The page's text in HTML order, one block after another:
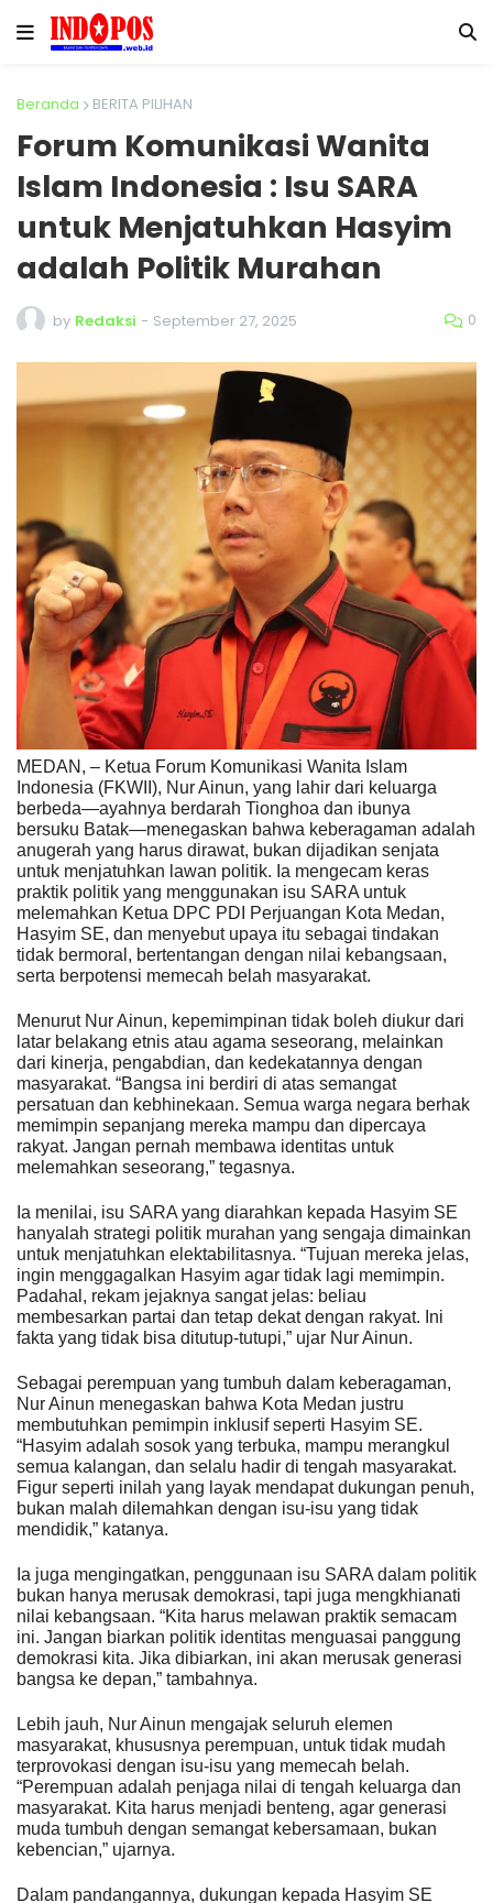
Beranda BERITA PILIHAN
Forum Komunikasi Wanita
Islam Indonesia : Isu SARA
untuk Menjatuhkan Hasyim
adalah Politik Murahan
by Redaksi - September 27, 2025 0
MEDAN, – Ketua Forum Komunikasi Wanita Islam
Indonesia (FKWII), Nur Ainun, yang lahir dari keluarga
berbeda—ayahnya berdarah Tionghoa dan ibunya
bersuku Batak—menegaskan bahwa keberagaman adalah
anugerah yang harus dirawat, bukan dijadikan senjata
untuk menjatuhkan lawan politik. Ia mengecam keras
praktik politik yang menggunakan isu SARA untuk
melemahkan Ketua DPC PDI Perjuangan Kota Medan,
Hasyim SE, dan menyebut upaya itu sebagai tindakan
tidak bermoral, bertentangan dengan nilai kebangsaan,
serta berpotensi memecah belah masyarakat.
Menurut Nur Ainun, kepemimpinan tidak boleh diukur dari
latar belakang etnis atau agama seseorang, melainkan
dari kinerja, pengabdian, dan kedekatannya dengan
masyarakat. “Bangsa ini berdiri di atas semangat
persatuan dan kebhinekaan. Semua warga negara berhak
memimpin sepanjang mereka mampu dan dipercaya
rakyat. Jangan pernah membawa identitas untuk
melemahkan seseorang,” tegasnya.
Ia menilai, isu SARA yang diarahkan kepada Hasyim SE
hanyalah strategi politik murahan yang sengaja dimainkan
untuk menjatuhkan elektabilitasnya. “Tujuan mereka jelas,
ingin menggagalkan Hasyim agar tidak lagi memimpin.
Padahal, rekam jejaknya sangat jelas: beliau
membesarkan partai dan tetap dekat dengan rakyat. Ini
fakta yang tidak bisa ditutup-tutupi,” ujar Nur Ainun.
Sebagai perempuan yang tumbuh dalam keberagaman,
Nur Ainun menegaskan bahwa Kota Medan justru
membutuhkan pemimpin inklusif seperti Hasyim SE.
“Hasyim adalah sosok yang terbuka, mampu merangkul
semua kalangan, dan selalu hadir di tengah masyarakat.
Figur seperti inilah yang layak mendapat dukungan penuh,
bukan malah dilemahkan dengan isu-isu yang tidak
mendidik,” katanya.
Ia juga mengingatkan, penggunaan isu SARA dalam politik
bukan hanya merusak demokrasi, tapi juga mengkhianati
nilai kebangsaan. “Kita harus melawan praktik semacam
ini. Jangan biarkan politik identitas menguasai panggung
demokrasi kita. Jika dibiarkan, ini akan merusak generasi
bangsa ke depan,” tambahnya.
Lebih jauh, Nur Ainun mengajak seluruh elemen
masyarakat, khususnya perempuan, untuk tidak mudah
terprovokasi dengan isu-isu yang memecah belah.
“Perempuan adalah penjaga nilai di tengah keluarga dan
masyarakat. Kita harus menjadi benteng, agar generasi
muda tumbuh dengan semangat kebersamaan, bukan
kebencian,” ujarnya.
Dalam pandangannya, dukungan kepada Hasyim SE